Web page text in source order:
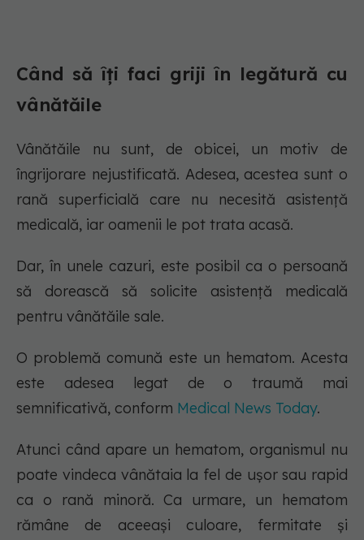
Când să îți faci griji în legătură cu
vânătăile
Vânătăile nu sunt, de obicei, un motiv de
îngrijorare nejustificată. Adesea, acestea sunt o
rană superficială care nu necesită asistență
medicală, iar oamenii le pot trata acasă.
Dar, în unele cazuri, este posibil ca o persoană
să dorească să solicite asistență medicală
pentru vânătăile sale.
O problemă comună este un hematom. Acesta
este adesea legat de o traumă mai
semnificativă, conform Medical News Today.
Atunci când apare un hematom, organismul nu
poate vindeca vânătaia la fel de ușor sau rapid
ca o rană minoră. Ca urmare, un hematom
rămâne de aceeași culoare, fermitate și